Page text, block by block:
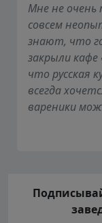
Мне не очень
совсем
знают, что
закрыли
что русская
всегда
вареники